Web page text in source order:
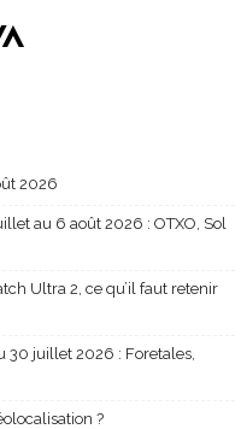
2026
au 6 août 2026 : OTXO, Sol
Ultra 2, ce qu’il faut retenir
30 juillet 2026 : Foretales,
?